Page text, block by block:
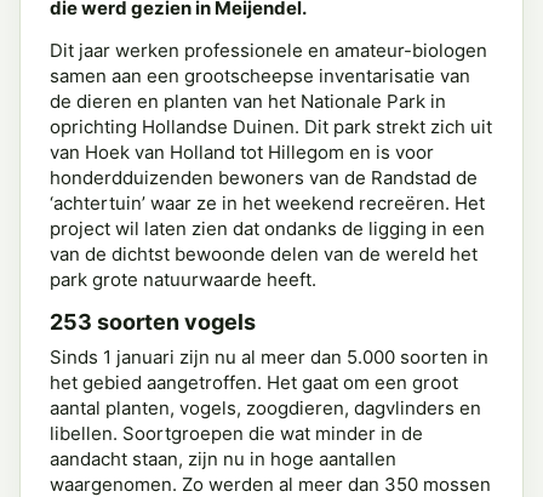
die werd gezien in Meijendel.
Dit jaar werken professionele en amateur-biologen
samen aan een grootscheepse inventarisatie van
de dieren en planten van het Nationale Park in
oprichting Hollandse Duinen. Dit park strekt zich uit
van Hoek van Holland tot Hillegom en is voor
honderdduizenden bewoners van de Randstad de
‘achtertuin’ waar ze in het weekend recreëren. Het
project wil laten zien dat ondanks de ligging in een
van de dichtst bewoonde delen van de wereld het
park grote natuurwaarde heeft.
253 soorten vogels
Sinds 1 januari zijn nu al meer dan 5.000 soorten in
het gebied aangetroffen. Het gaat om een groot
aantal planten, vogels, zoogdieren, dagvlinders en
libellen. Soortgroepen die wat minder in de
aandacht staan, zijn nu in hoge aantallen
waargenomen. Zo werden al meer dan 350 mossen